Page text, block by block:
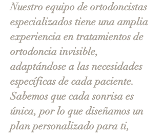
Nuestro equipo de ortodoncistas
especializados tiene una amplia
experiencia en tratamientos de
ortodoncia invisible,
adaptándose a las necesidades
específicas de cada paciente.
Sabemos que cada sonrisa es
única, por lo que diseñamos un
plan personalizado para ti,